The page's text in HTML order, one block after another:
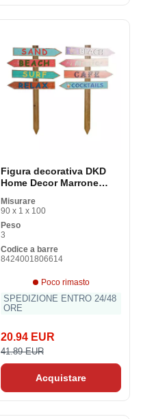
Figura decorativa DKD
Home Decor Marrone
Segnale Mediterraneo
pezzi)
Misurare
90 x 1 x 100
Peso
3
Codice a barre
8424001806614
Poco rimasto
SPEDIZIONE ENTRO 24/48
ORE
20.94 EUR
41.89 EUR
Acquistare